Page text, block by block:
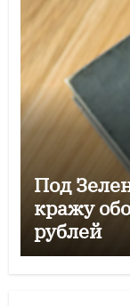
Под
кражу
рублей